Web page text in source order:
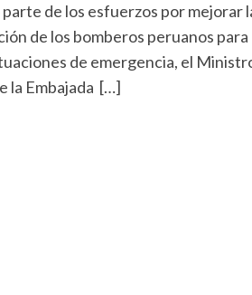
parte de los esfuerzos por mejorar
de los bomberos peruanos para
de emergencia, el
la Embajada […]